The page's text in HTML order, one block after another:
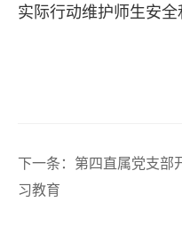
实际行动维护师生安
下一条： 第四直属党支部
习教育